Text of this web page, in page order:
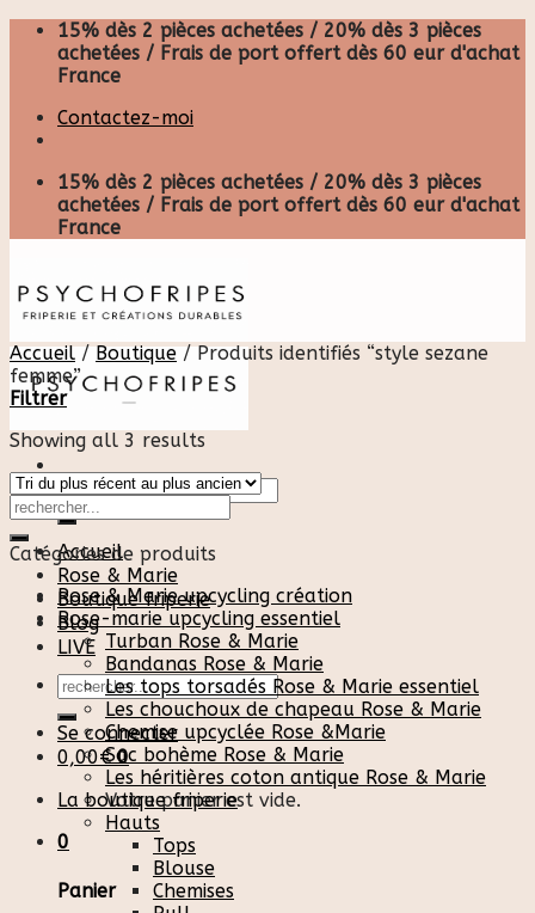
Skip
content
15% dès 2 pièces achetées / 20% dès 3 pièces
achetées / Frais de port offert dès 60 eur d'achat
France
Contactez-moi
15% dès 2 pièces achetées / 20% dès 3 pièces
achetées / Frais de port offert dès 60 eur d'achat
France
Recherche
pour :
Accueil
Rose & Marie
Boutique friperie
Blog
LIVE
Recherche
pour :
Se connecter
0,00€ 0
Votre panier est vide.
0
Panier
Accueil / Boutique /Produits identifiés “style sezane
femme”
Filtrer
Showing all 3 results
Catégories de produits
Rose & Marie upcycling création
Rose-marie upcycling essentiel
Turban Rose & Marie
Bandanas Rose & Marie
Les tops torsadés Rose & Marie essentiel
Les chouchoux de chapeau Rose & Marie
Chemise upcyclée Rose &Marie
Sac bohème Rose & Marie
Les héritières coton antique Rose & Marie
La boutique friperie
Hauts
Tops
Blouse
Chemises